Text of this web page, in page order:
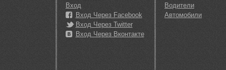
Вход
Вход Через Facebook
Вход Через Twitter
Вход Через Вконтакте
Водители
Автомобили